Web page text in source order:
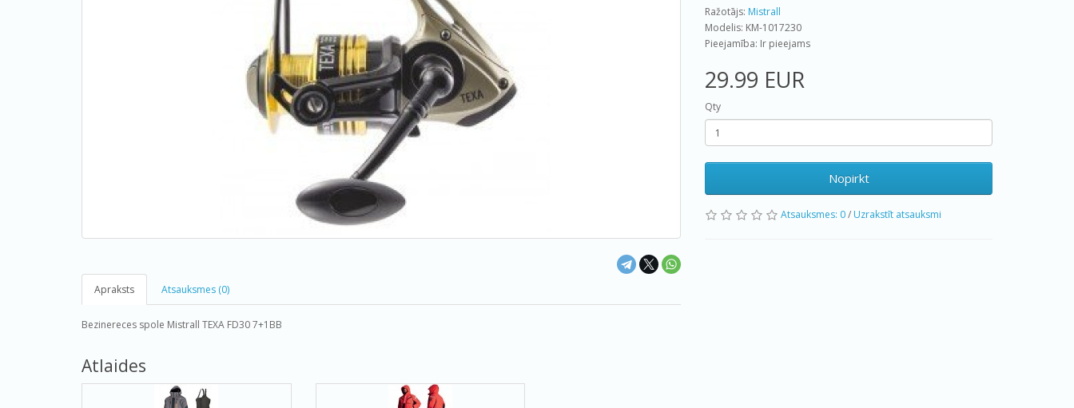
Apraksts Atsauksmes (0)
Bezinereces spole Mistrall TEXA FD30 7+1BB
Ražotājs: Mistrall
Modelis: KM-1017230
Pieejamība: Ir pieejams
29.99 EUR
Qty
Nopirkt
Atsauksmes: 0/ Uzrakstīt atsauksmi
Atlaides